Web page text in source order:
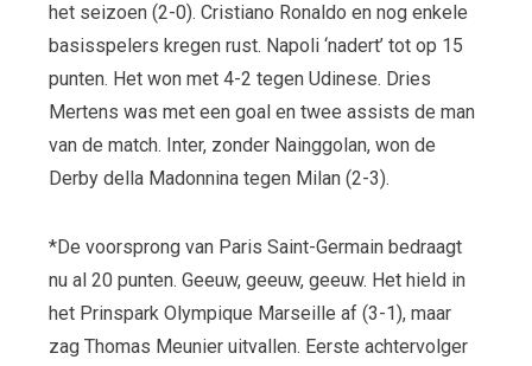
het seizoen (2-0). Cristiano Ronaldo en nog enkele
basisspelers kregen rust. Napoli ‘nadert’ tot op 15
punten. Het won met 4-2 tegen Udinese. Dries
Mertens was met een goal en twee assists de man
van de match. Inter, zonder Nainggolan, won de
Derby della Madonnina tegen Milan (2-3).
*De voorsprong van Paris Saint-Germain bedraagt
nu al 20 punten. Geeuw, geeuw, geeuw. Het hield in
het Prinspark Olympique Marseille af (3-1), maar
zag Thomas Meunier uitvallen. Eerste achtervolger